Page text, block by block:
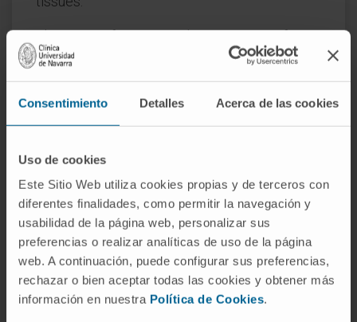
Consentimiento Detalles Acerca de las cookies
Uso de cookies
Este Sitio Web utiliza cookies propias y de terceros con
diferentes finalidades, como permitir la navegación y
usabilidad de la página web, personalizar sus
preferencias o realizar analíticas de uso de la página
web. A continuación, puede configurar sus preferencias,
rechazar o bien aceptar todas las cookies y obtener más
información en nuestra Política de Cookies.
This review focuses on the generation of
human cardiac tissues for therapy, paying
special attention to human pluripotent stem
cells and their derivatives. We provide a
perspective on progress in regenerative
to the present day, as well as an overview of
cellular processes, materials and fabrication
strategies currently under investigation.
Finally, we summarise current clinical
applications and reflect on the most urgent
needs and gaps to be filled for efficient
translation to the clinical arena.